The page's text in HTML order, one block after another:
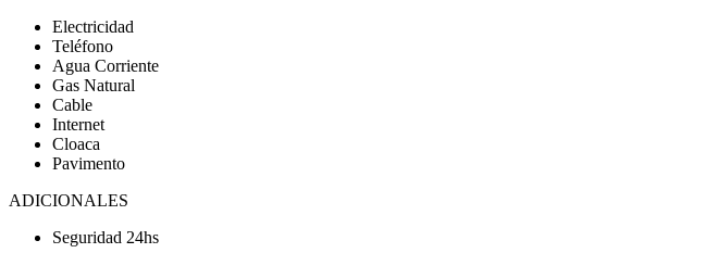
Electricidad
Teléfono
Agua Corriente
Gas Natural
Cable
Internet
Cloaca
Pavimento
ADICIONALES
Seguridad 24hs